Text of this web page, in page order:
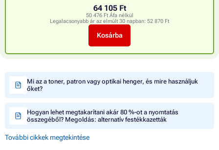
64 105 Ft
50 476 Ft Áfa nélkül
Legalacsonyabb ár az elmúlt 30 napban: 52 870 Ft
Kosárba
Mi az a toner, patron vagy optikai henger, és mire használjuk
őket?
Hogyan lehet megtakarítani akár 80 %-ot a nyomtatás
összegéből? Megoldás: alternatív festékkazetták
További cikkek megtekintése